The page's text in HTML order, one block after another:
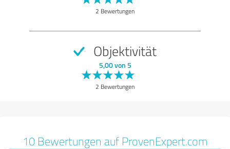
2 Bewertungen
Objektivität
5,00 von 5
2 Bewertungen
10 Bewertungen auf ProvenExpert.com